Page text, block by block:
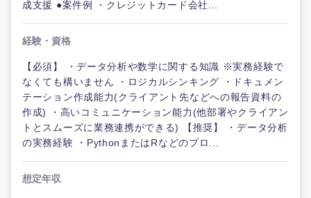
成支援 ●案件例 ・クレジットカード会社...
経験・資格
【必須】 ・データ分析や数学に関する知識 ※実務経験で
なくても構いません ・ロジカルシンキング ・ドキュメン
テーション作成能力(クライアント先などへの報告資料の
作成) ・高いコミュニケーション能力(他部署やクライアン
トとスムーズに業務連携ができる) 【推奨】 ・データ分析
の実務経験 ・PythonまたはRなどのプロ...
想定年収